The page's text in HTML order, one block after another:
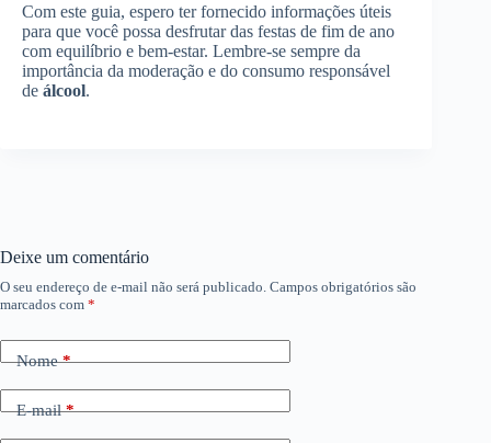
Com este guia, espero ter fornecido informações úteis
para que você possa desfrutar das festas de fim de ano
com equilíbrio e bem-estar. Lembre-se sempre da
importância da moderação e do consumo responsável
de álcool.
Deixe um comentário
O seu endereço de e-mail não será publicado. Campos obrigatórios são
marcados com *
Nome*
E-mail*